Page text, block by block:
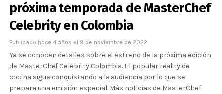
próxima temporada de MasterChef
Celebrity en Colombia
Publicado hace 4 años el 9 de noviembre de 2022
Ya se conocen detalles sobre el estreno de la próxima edición
de MasterChef Celebrity Colombia. El popular reality de
cocina sigue conquistando a la audiencia por lo que se
prepara una emisión especial. Más noticias de MasterChef